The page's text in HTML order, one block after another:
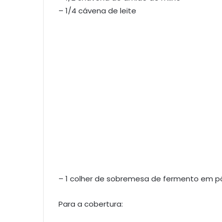
– 1/4 cávena de leite
– 1 colher de sobremesa de fermento em
Para a cobertura: